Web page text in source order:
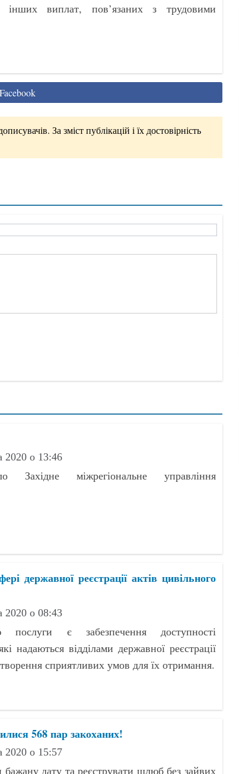
інших виплат, пов’язаних з трудовими
За зміст публікацій і їх достовірність
2020 о 13:46
Західне міжрегіональне управління
державної реєстрації актів цивільного
2020 о 08:43
є забезпечення доступності
надаються відділами державної реєстрації
сприятливих умов для їх отримання.
568 пар закоханих!
2020 о 15:57
бажану дату та реєструвати шлюб без зайвих